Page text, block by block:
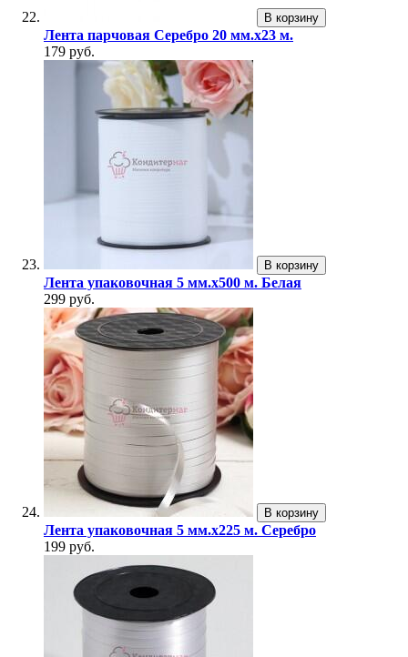
В корзину
Лента парчовая Серебро 20 мм.х23 м.
179 руб.
В корзину
Лента упаковочная 5 мм.х500 м. Белая
299 руб.
В корзину
Лента упаковочная 5 мм.х225 м. Серебро
199 руб.